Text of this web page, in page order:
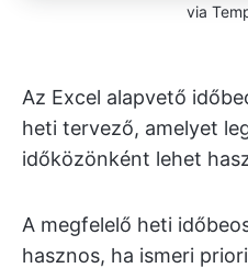
via
Az Excel alapvető
heti tervező, amelyet
időközönként lehet
A megfelelő heti
hasznos, ha ismeri